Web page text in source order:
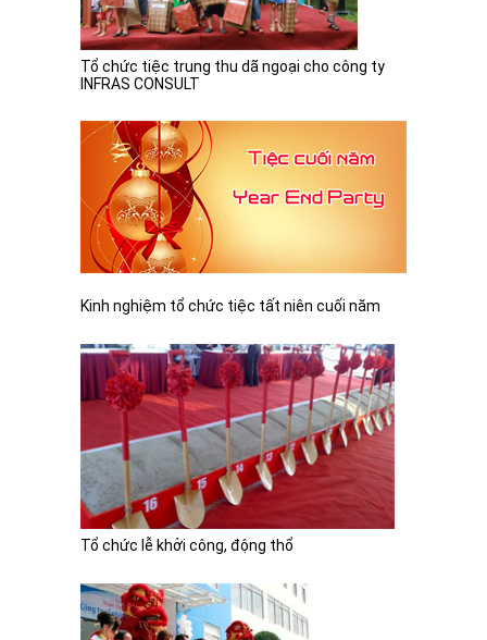
Tổ chức tiệc trung thu dã ngoại cho công ty